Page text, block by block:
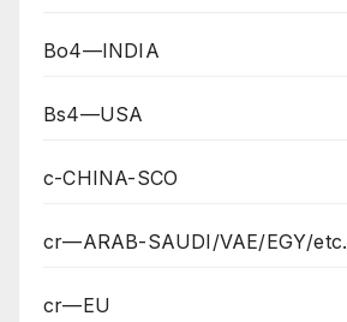
Bo4—INDIA
Bs4—USA
c-CHINA-SCO
cr—ARAB-SAUDI/VAE/EGY/etc.
cr—EU